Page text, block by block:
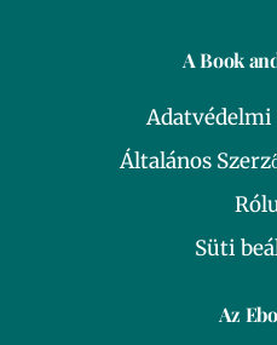
A Book
Általános
Süti
Az